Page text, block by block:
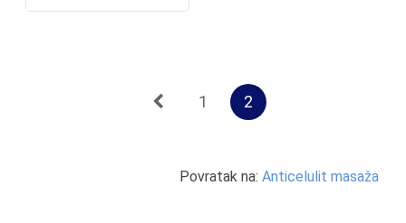
1 2
Povratak na: Anticelulit masaža